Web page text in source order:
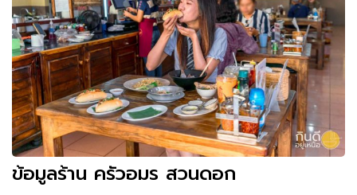
ข้อมูลร้าน ครัวอมร สวนดอก